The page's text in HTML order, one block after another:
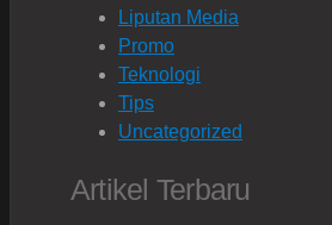
Liputan Media
Promo
Teknologi
Tips
Uncategorized
Artikel Terbaru